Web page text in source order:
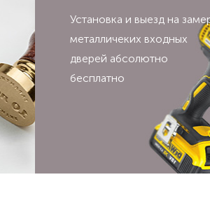
Установка и выезд на
металличеких входных
дверей абсолютно
бесплатно